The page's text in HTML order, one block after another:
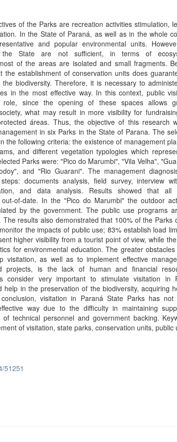
of the Parks are recreation activities stimulation,
In the State of Paraná, as well as in the whole
and popular environmental units.
the State are not sufficient, in terms of
of the areas are isolated and small fragments.
the establishment of conservation units does
biodiversity. Therefore, it is necessary to
in the most effective way. In this context, public
role, since the opening of these spaces allows
what may result in more visibility for
áreas. Thus, the objective of this research
in six Parks in the State of Parana. The
the following criteria: the existence of management
and different vegetation typologies which
Parks were: "Pico do Marumbi", "Vila Velha",
and "Rio Guarani". The management
documents analysis, field survey, interview
and data analysis. Results showed that all
of-date. In the "Pico do Marumbi" the outdoor
by the government. The public use programs
The results also demonstrated that 100% of the Parks
the impacts of public use; 83% establish load
higher visibility from a tourist point of view, while
for environmental education. The greater obstacles
visitation, as well as to implement effective
projects, is the lack of human and financial
consider very important to stimulate visitation in
help in the preservation of the biodiversity, acquiring
visitation in Paraná State Parks has not
way due to the difficulty in maintaining
technical personnel and government backing.
of visitation, state parks, conservation units, public
51251